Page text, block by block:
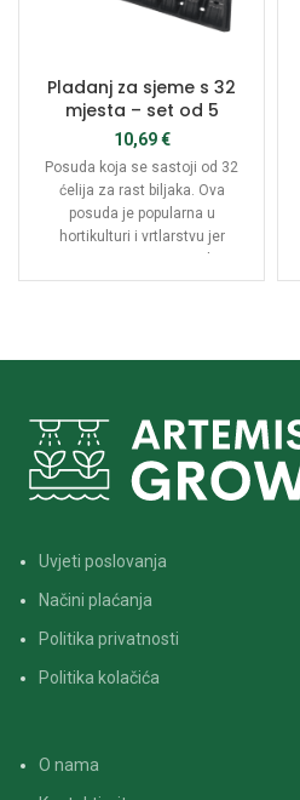
Pladanj za sjeme s 32
mjesta – set od 5
10,69€
Posuda koja se sastoji od 32
ćelija za rast biljaka. Ova
posuda je popularna u
hortikulturi i vrtlarstvu jer
omogućuje uzgoj većeg broja
biljaka na manjem prostoru,
optimalne vlažnosti tla i
sprječava prekomjerno
zalijevanje.
Uvjeti poslovanja
Načini plaćanja
Politika privatnosti
Politika kolačića
O nama